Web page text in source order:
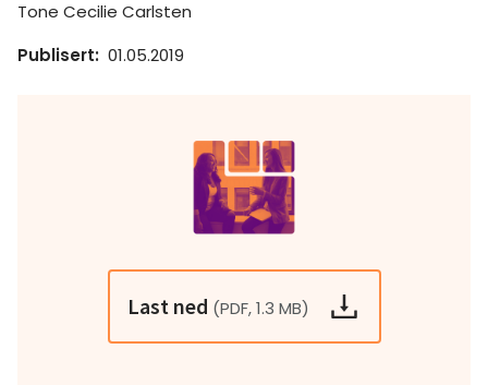
Tone Cecilie Carlsten
Publisert: 01.05.2019
Last ned (PDF, 1.3 MB)